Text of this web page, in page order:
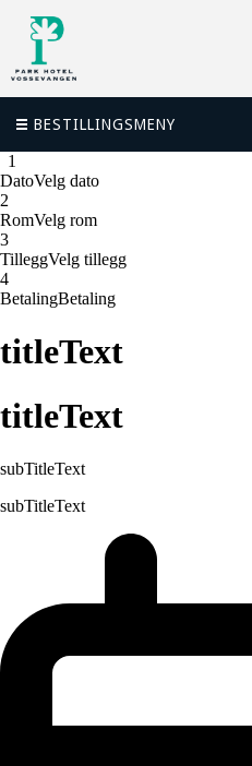
BESTILLINGSMENY
1
DatoVelg dato
2
RomVelg rom
3
TilleggVelg tillegg
4
BetalingBetaling
titleText
titleText
subTitleText
subTitleText